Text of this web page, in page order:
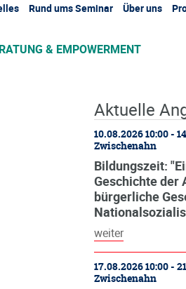
Rund ums Seminar Über uns
& EMPOWERMENT
Aktuelle
10.08.2026 10:00 -
Zwischenahn
Bildungszeit:
Geschichte der
bürgerliche
weiter
17.08.2026 10:00 -
Zwischenahn